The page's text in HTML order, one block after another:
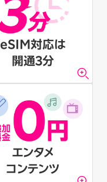
eSIM対応は
開通3分
エンタメ
コンテンツ